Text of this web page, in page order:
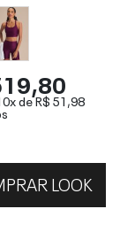
deR$ 51,98
LOOK